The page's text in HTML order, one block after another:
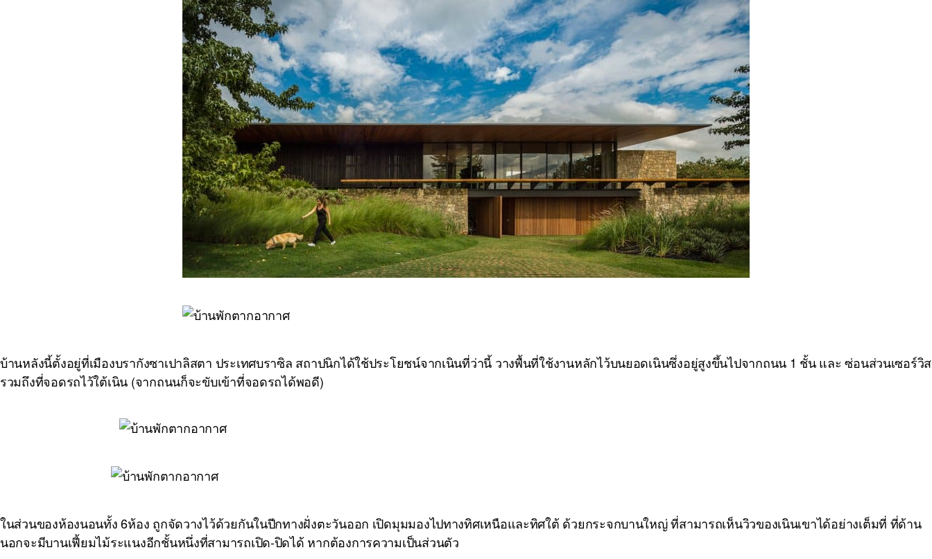
บ้านหลังนี้ตั้งอยู่ที่เมืองบรากังซาเปาลิสตา ประเทศบราซิล สถาปนิกได้ใช้ประโยชน์จากเนินที่ว่านี้ วางพื้นที่ใช้งานหลักไว้บนยอดเนินซึ่งอยู่สูงขึ้นไปจากถนน 1 ชั้น และ ซ่อนส่วนเซอร์วิส
รวมถึงที่จอดรถไว้ใต้เนิน (จากถนนก็จะขับเข้าที่จอดรถได้พอดี)
ในส่วนของห้องนอนทั้ง 6ห้อง ถูกจัดวางไว้ด้วยกันในปีกทางฝั่งตะวันออก เปิดมุมมองไปทางทิศเหนือและทิศใต้ ด้วยกระจกบานใหญ่ ที่สามารถเห็นวิวของเนินเขาได้อย่างเต็มที่ ที่ด้าน
นอกจะมีบานเฟี้ยมไม้ระแนงอีกชั้นหนึ่งที่สามารถเปิด-ปิดได้ หากต้องการความเป็นส่วนตัว